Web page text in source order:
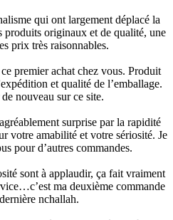
qui ont largement déplacé la
produits originaux et de qualité, une
prix très raisonnables.
premier achat chez vous. Produit
et qualité de l’emballage.
nouveau sur ce site.
surprise par la rapidité
votre amabilité et votre sériosité. Je
pour d’autres commandes.
sont à applaudir, ça fait vraiment
ma deuxième commande
nchallah.